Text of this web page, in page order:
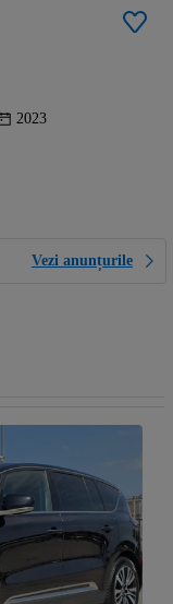
2023
Vezi anunțurile